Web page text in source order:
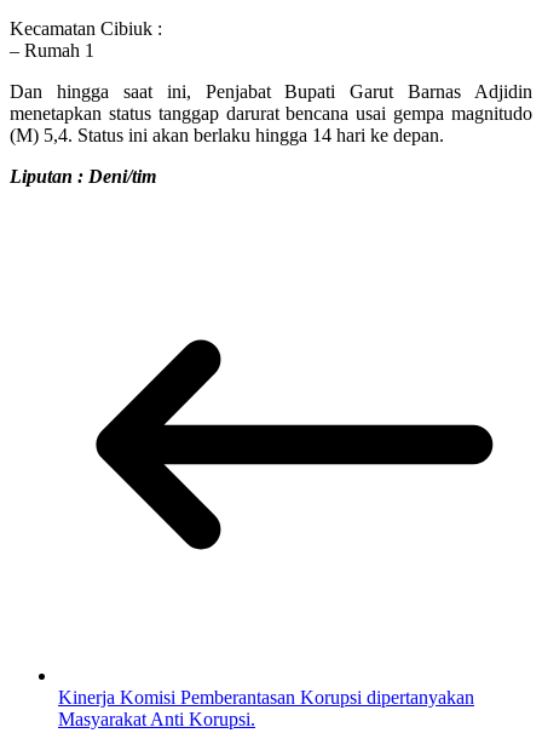
Kecamatan Cibiuk :
– Rumah 1
Dan hingga saat ini, Penjabat Bupati Garut Barnas Adjidin
menetapkan status tanggap darurat bencana usai gempa magnitudo
(M) 5,4. Status ini akan berlaku hingga 14 hari ke depan.
Liputan : Deni/tim
Kinerja Komisi Pemberantasan Korupsi dipertanyakan
Masyarakat Anti Korupsi.